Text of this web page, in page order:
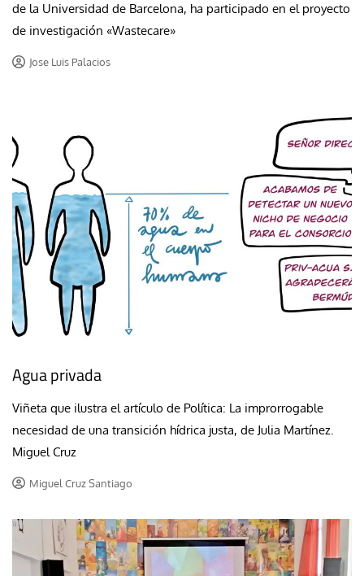
de la Universidad de Barcelona, ha participado en el proyecto
de investigación «Wastecare»
Jose Luis Palacios
Agua privada
Viñeta que ilustra el artículo de Política: La improrrogable
necesidad de una transición hídrica justa, de Julia Martínez.
Miguel Cruz
Miguel Cruz Santiago